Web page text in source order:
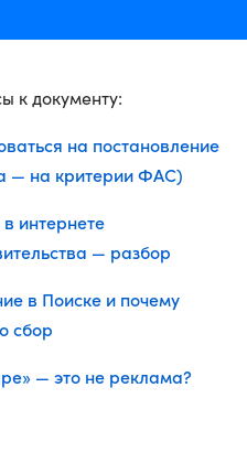
к документу:
на постановление
— на критерии ФАС)
интернете
— разбор
в Поиске и почему
сбор
— это не реклама?